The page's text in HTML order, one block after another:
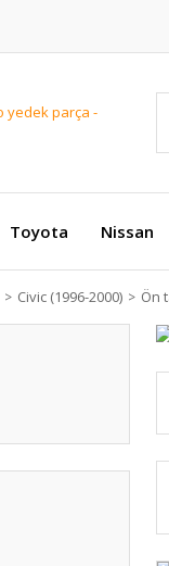
Toyota Nissan
Civic (1996-2000) Ön